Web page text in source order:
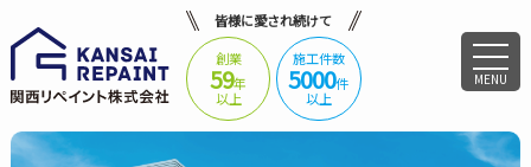
皆様に愛され続けて
創業
59年
以上
施工件数
5000件
以上
MENU